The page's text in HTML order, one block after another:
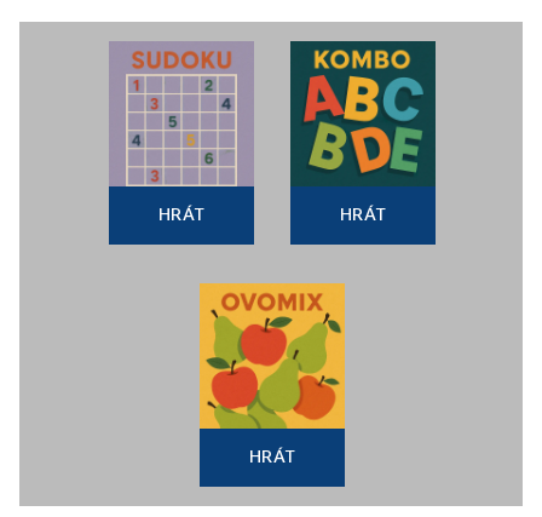
HRÁT HRÁT
HRÁT